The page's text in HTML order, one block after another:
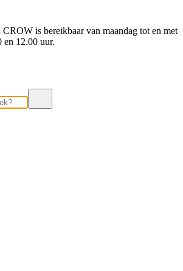
is bereikbaar van maandag tot en met
en 12.00 uur.